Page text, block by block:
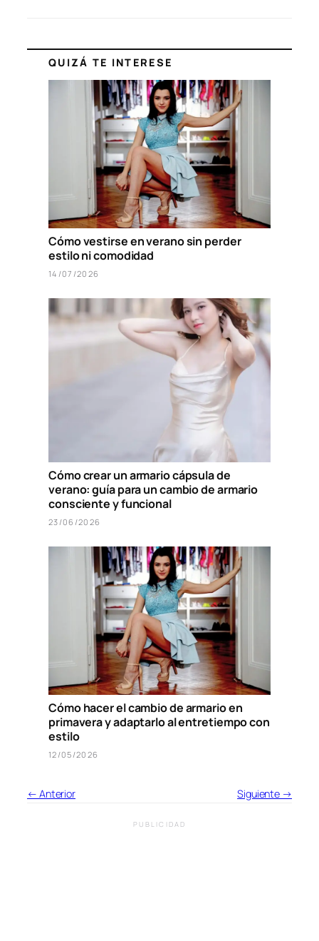
QUIZÁ TE INTERESE
Cómo vestirse en verano sin perder
estilo ni comodidad
14/07/2026
Cómo crear un armario cápsula de
verano: guía para un cambio de armario
consciente y funcional
23/06/2026
Cómo hacer el cambio de armario en
primavera y adaptarlo al entretiempo con
estilo
12/05/2026
← Anterior Siguiente →
PUBLICIDAD